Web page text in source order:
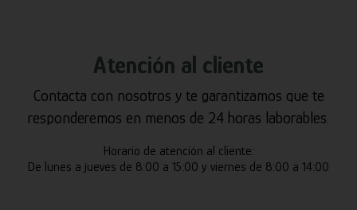
Atención al cliente
Contacta con nosotros y te garantizamos que te
responderemos en menos de 24 horas laborables.
Horario de atención al cliente:
De lunes a jueves de 8:00 a 15:00 y viernes de 8:00 a 14:00